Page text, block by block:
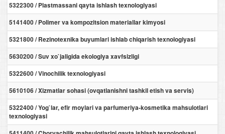
5322300 / Plastmassani qayta ishlash texnologiyasi
5141400 / Polimer va kompozitsion materiallar kimyosi
5321800 / Rezinotexnika buyumlari ishlab chiqarish texnologiyasi
5630200 / Suv xo`jaligida ekologiya xavfsizligi
5322600 / Vinochilik texnologiyasi
5610106 / Xizmatlar sohasi (ovqatlanishni tashkil etish va servis)
5322400 / Yog`lar, efir moylari va parfumeriya-kosmetika mahsulotlari
texnologiyasi